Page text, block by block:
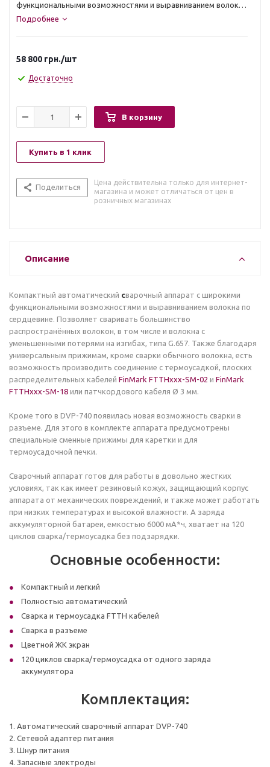
функциональными возможностями и выравниванием волокна
по сердцевине.
Подробнее
58 800 грн./шт
Достаточно
В корзину
Купить в 1 клик
Поделиться
Цена действительна только для интернет-
магазина и может отличаться от цен в
розничных магазинах
Описание
Компактный автоматический сварочный аппарат c широкими
функциональными возможностями и выравниванием волокна по
сердцевине. Позволяет сваривать большинство
распространённых волокон, в том числе и волокна с
уменьшенными потерями на изгибах, типа G.657. Также благодаря
универсальным прижимам, кроме сварки обычного волокна, есть
возможность производить соединение с термоусадкой, плоских
распределительных кабелей FinMark FTTHххх-SM-02 и FinMark
FTTHххх-SM-18 или патчкордового кабеля Ø 3 мм.
Кроме того в DVP-740 появилась новая возможность сварки в
разъеме. Для этого в комплекте аппарата предусмотрены
специальные сменные прижимы для каретки и для
термоусадочной печки.
Сварочный аппарат готов для работы в довольно жестких
условиях, так как имеет резиновый кожух, защищающий корпус
аппарата от механических повреждений, и также может работать
при низких температурах и высокой влажности. А заряда
аккумуляторной батареи, емкостью 6000 мА*ч, хватает на 120
циклов сварка/термоусадка без подзарядки.
Основные особенности:
Компактный и легкий
Полностью автоматический
Сварка и термоусадка FTTH кабелей
Сварка в разъеме
Цветной ЖК экран
120 циклов сварка/термоусадка от одного заряда
аккумулятора
Комплектация:
1. Автоматический сварочный аппарат DVP-740
2. Сетевой адаптер питания
3. Шнур питания
4. Запасные электроды